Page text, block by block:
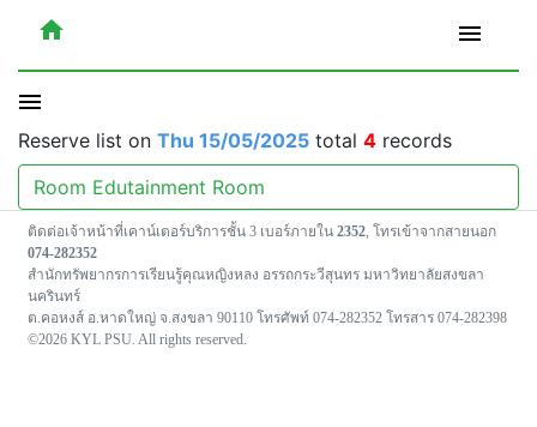
home menu
menu
Reserve list on Thu 15/05/2025 total 4 records
Room Edutainment Room
ติดต่อเจ้าหน้าที่เคาน์เตอร์บริการชั้น 3 เบอร์ภายใน 2352, โทรเข้าจากสายนอก
074-282352
สำนักทรัพยากรการเรียนรู้คุณหญิงหลง อรรถกระวีสุนทร มหาวิทยาลัยสงขลา
นครินทร์
ต.คอหงส์ อ.หาดใหญ่ จ.สงขลา 90110 โทรศัพท์ 074-282352 โทรสาร 074-282398
©2026 KYL PSU. All rights reserved.